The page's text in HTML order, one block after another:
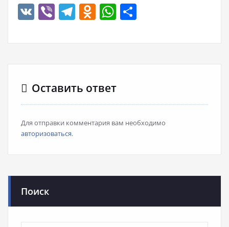
VK ViberTelegram
Odnoklassniki
WhatsApp
Оставить ответ
Для отправки комментария вам необходимо
авторизоваться.
Поиск